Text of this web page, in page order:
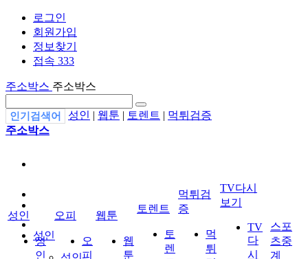
로그인
회원가입
정보찾기
접속 333
주소박스 주소박스
인기검색어 성인 | 웹툰 | 토렌트 | 먹튀검증
주소박스
성인
성인
성
인
오피
오
피
웹툰
웹
툰
토렌트
토
렌
먹튀검
증
먹
튀
TV다시
보기
TV
다
시
스포
츠중
계